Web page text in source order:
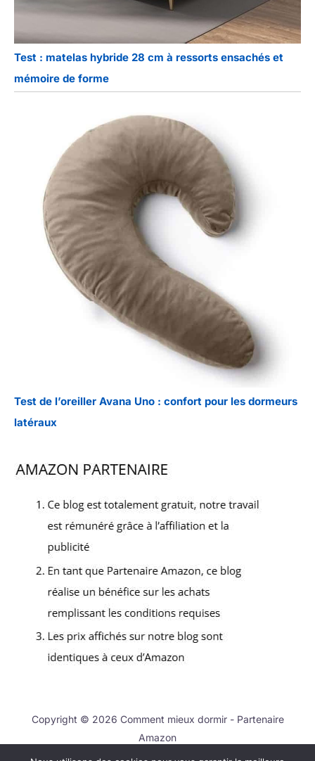
Test : matelas hybride 28 cm à ressorts ensachés et
mémoire de forme
Test de l’oreiller Avana Uno : confort pour les dormeurs
latéraux
Copyright © 2026 Comment mieux dormir - Partenaire
Amazon